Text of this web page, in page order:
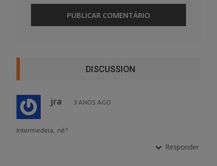
DISCUSSION
jra 3 ANOS AGO
Intermedeia, né?
Responder